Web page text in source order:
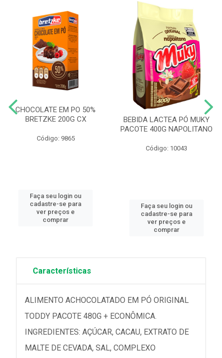
CHOCOLATE EM PO 50%
BRETZKE 200G CX
Código: 9865
Faça seu login ou
cadastre-se para
ver preços e
comprar
BEBIDA LACTEA PÓ MUKY
PACOTE 400G NAPOLITANO
Código: 10043
Faça seu login ou
cadastre-se para
ver preços e
comprar
Características
ALIMENTO ACHOCOLATADO EM PÓ ORIGINAL
TODDY PACOTE 480G + ECONÔMICA.
INGREDIENTES: AÇÚCAR, CACAU, EXTRATO DE
MALTE DE CEVADA, SAL, COMPLEXO